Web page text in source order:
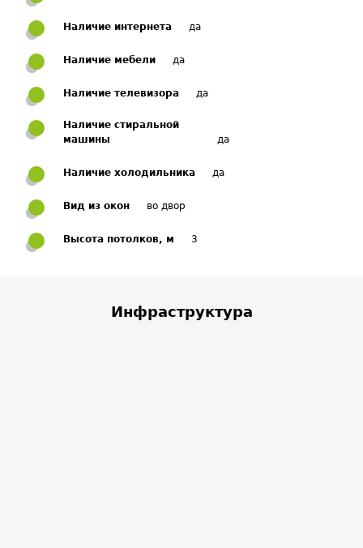
Наличие интернета да
Наличие мебели да
Наличие телевизора да
Наличие стиральной
машины
да
Наличие холодильника да
Вид из окон во двор
Высота потолков, м 3
Инфраструктура